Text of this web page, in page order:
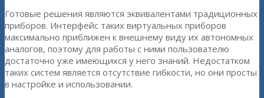
Готовые решения являются эквивалентами традиционных
приборов. Интерфейс таких виртуальных приборов
максимально приближен к внешнему виду их автономных
аналогов, поэтому для работы с ними пользователю
достаточно уже имеющихся у него знаний. Недостатком
таких систем является отсутствие гибкости, но они просты
в настройке и использовании.